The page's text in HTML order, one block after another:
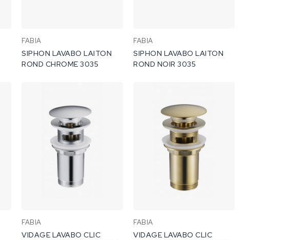
FABIA
SIPHON LAVABO LAITON
ROND CHROME 3035
FABIA
SIPHON LAVABO LAITON
ROND NOIR 3035
FABIA
VIDAGE LAVABO CLIC
FABIA
VIDAGE LAVABO CLIC